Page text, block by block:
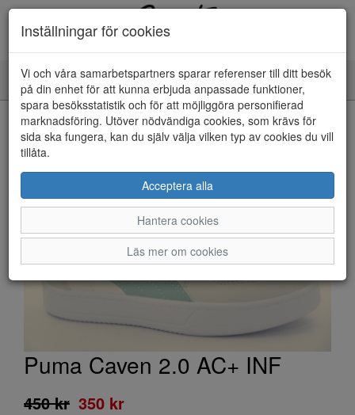
Toggle
navigation
HEM
Puma Caven 2.0 AC+ INF
450 kr 350 kr
Inställningar för cookies
Vi och våra samarbetspartners sparar referenser till ditt besök
på din enhet för att kunna erbjuda anpassade funktioner,
spara besöksstatistik och för att möjliggöra personifierad
marknadsföring. Utöver nödvändiga cookies, som krävs för
sida ska fungera, kan du själv välja vilken typ av cookies du vill
tillåta.
Acceptera alla
Hantera cookies
Läs mer om cookies